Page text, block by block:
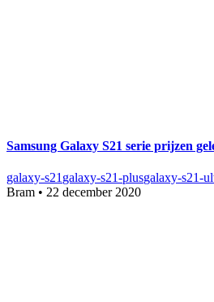
Samsung Galaxy S21 serie prijzen
galaxy-s21galaxy-s21-plusgalaxy-s21-
Bram • 22 december 2020